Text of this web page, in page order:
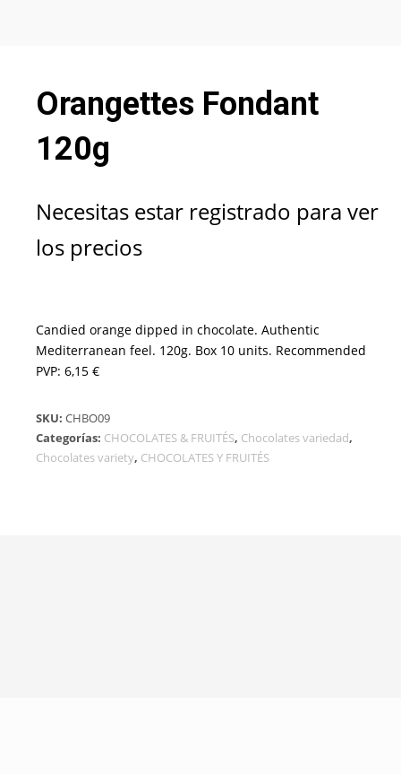
Orangettes Fondant
120g
Necesitas estar registrado para ver
los precios
Candied orange dipped in chocolate. Authentic
Mediterranean feel. 120g. Box 10 units. Recommended
PVP: 6,15 €
SKU: CHBO09
Categorías: CHOCOLATES & FRUITÉS, Chocolates variedad,
Chocolates variety, CHOCOLATES Y FRUITÉS